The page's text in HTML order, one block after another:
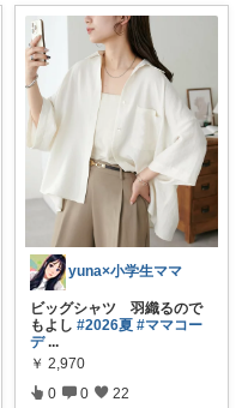
yuna×小学生ママ
ビッグシャツ 羽織るので
もよし#2026夏 #ママコー
デ ...
￥ 2,970
0 0 22